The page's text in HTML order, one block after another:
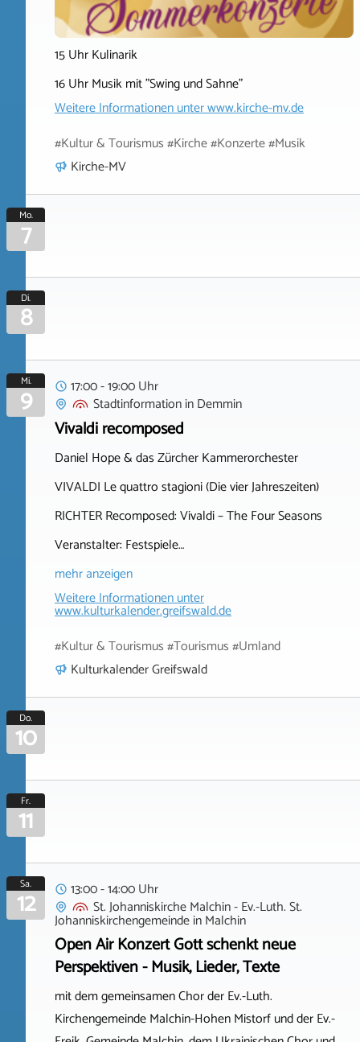
15 Uhr Kulinarik
16 Uhr Musik mit "Swing und Sahne"
Weitere Informationen unterwww.kirche-mv.de
#Kultur & Tourismus #Kirche #Konzerte #Musik
Kirche-MV
Mo.
7
Di.
8
Mi.
9
17:00 - 19:00 Uhr
StadtinformationinDemmin
Vivaldi recomposed
Daniel Hope & das Zürcher Kammerorchester
VIVALDI Le quattro stagioni (Die vier Jahreszeiten)
RICHTER Recomposed: Vivaldi – The Four Seasons
Veranstalter: Festspiele…
mehr anzeigen
Weitere Informationen unter
www.kulturkalender.greifswald.de
#Kultur & Tourismus #Tourismus #Umland
Kulturkalender Greifswald
Do.
10
Fr.
11
Sa.
12
13:00 - 14:00 Uhr
St. Johanniskirche Malchin - Ev.-Luth. St.
JohanniskirchengemeindeinMalchin
Open Air Konzert Gott schenkt neue
Perspektiven - Musik, Lieder, Texte
mit dem gemeinsamen Chor der Ev.-Luth.
Kirchengemeinde Malchin-Hohen Mistorf und der Ev.-